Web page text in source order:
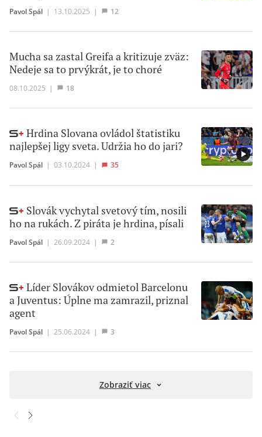
Pavol Spál | 13.10.2025 | 12
Mucha sa zastal Greifa a kritizuje zväz:
Nedeje sa to prvýkrát, je to choré
08.10.2025 | 18
Hrdina Slovana ovládol štatistiku
najlepšej ligy sveta. Udržia ho do jari?
Pavol Spál | 03.10.2024 | 35
Slovák vychytal svetový tím, nosili
ho na rukách. Z piráta je hrdina, písali
Pavol Spál | 26.09.2024 | 2
Líder Slovákov odmietol Barcelonu
a Juventus: Úplne ma zamrazil, priznal
agent
Pavol Spál | 25.06.2024 | 3
Zobraziť viac